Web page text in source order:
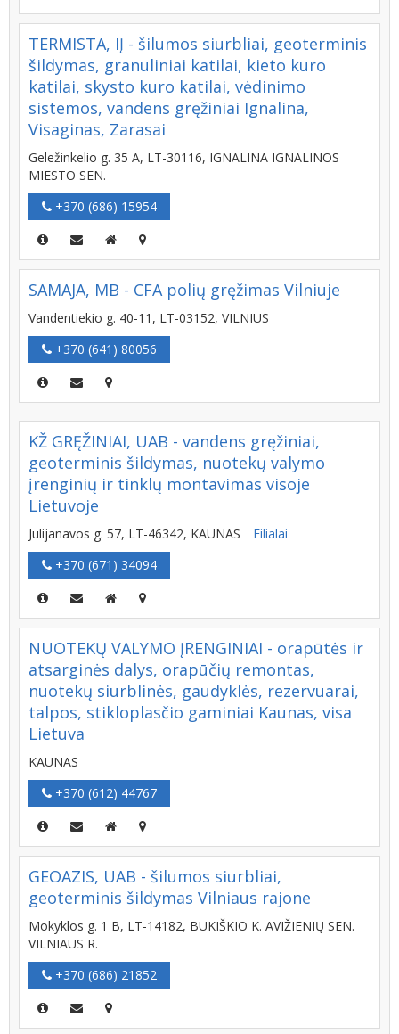
TERMISTA, IĮ - šilumos siurbliai, geoterminis
šildymas, granuliniai katilai, kieto kuro
katilai, skysto kuro katilai, vėdinimo
sistemos, vandens gręžiniai Ignalina,
Visaginas, Zarasai
Geležinkelio g. 35 A, LT-30116, IGNALINA IGNALINOS
MIESTO SEN.
+370 (686) 15954
SAMAJA, MB - CFA polių gręžimas Vilniuje
Vandentiekio g. 40-11, LT-03152, VILNIUS
+370 (641) 80056
KŽ GRĘŽINIAI, UAB - vandens gręžiniai,
geoterminis šildymas, nuotekų valymo
įrenginių ir tinklų montavimas visoje
Lietuvoje
Julijanavos g. 57, LT-46342, KAUNAS
Filialai
+370 (671) 34094
NUOTEKŲ VALYMO ĮRENGINIAI - orapūtės ir
atsarginės dalys, orapūčių remontas,
nuotekų siurblinės, gaudyklės, rezervuarai,
talpos, stikloplasčio gaminiai Kaunas, visa
Lietuva
KAUNAS
+370 (612) 44767
GEOAZIS, UAB - šilumos siurbliai,
geoterminis šildymas Vilniaus rajone
Mokyklos g. 1 B, LT-14182, BUKIŠKIO K. AVIŽIENIŲ SEN.
VILNIAUS R.
+370 (686) 21852